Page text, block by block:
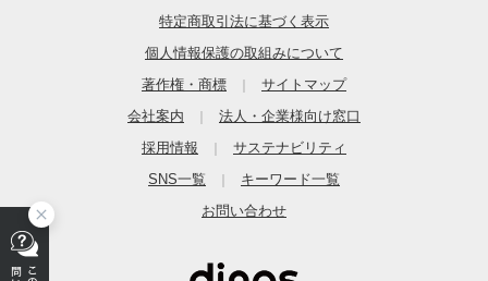
特定商取引法に基づく表示
個人情報保護の取組みについて
著作権・商標
サイトマップ
会社案内
法人・企業様向け窓口
採用情報
サステナビリティ
SNS一覧
キーワード一覧
お問い合わせ